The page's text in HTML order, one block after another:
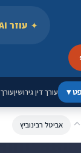
עוזר AI מיידי
▾ עורך דין גירושין
אביטל רבינוביץ